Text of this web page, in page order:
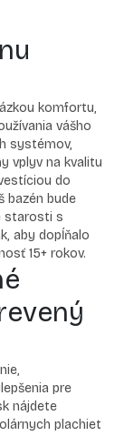
komfortu,
vášho
systémov,
vplyv na kvalitu
do
bazén bude
starosti s
aby dopĺňalo
15+ rokov.
pre
nájdete
plachiet